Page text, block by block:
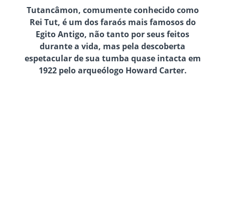
Tutancâmon, comumente conhecido como
Rei Tut, é um dos faraós mais famosos do
Egito Antigo, não tanto por seus feitos
durante a vida, mas pela descoberta
espetacular de sua tumba quase intacta em
1922 pelo arqueólogo Howard Carter.